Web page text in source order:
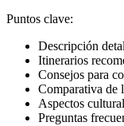
Puntos clave:
Descripción
Itinerarios
Consejos para
Comparativa de
Aspectos
Preguntas